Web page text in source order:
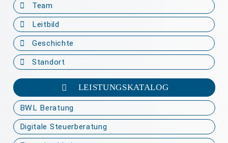
Team
Leitbild
Geschichte
Standort
LEISTUNGSKATALOG
BWL Beratung
Digitale Steuerberatung